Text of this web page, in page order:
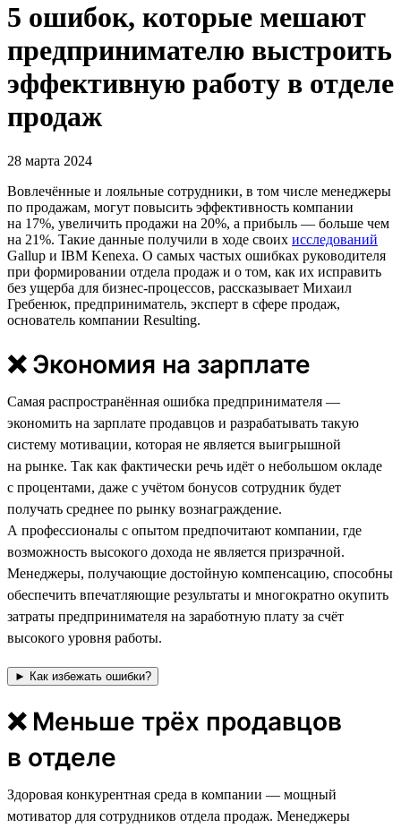
5 ошибок, которые мешают
предпринимателю выстроить
эффективную работу в отделе
продаж
28 марта 2024
Вовлечённые и лояльные сотрудники, в том числе менеджеры
по продажам, могут повысить эффективность компании
на 17%, увеличить продажи на 20%, а прибыль — больше чем
на 21%. Такие данные получили в ходе своих исследований
Gallup и IBM Kenexa. О самых частых ошибках руководителя
при формировании отдела продаж и о том, как их исправить
без ущерба для бизнес-процессов, рассказывает Михаил
Гребенюк, предприниматель, эксперт в сфере продаж,
основатель компании Resulting.
❌ Экономия на зарплате
Самая распространённая ошибка предпринимателя —
экономить на зарплате продавцов и разрабатывать такую
систему мотивации, которая не является выигрышной
на рынке. Так как фактически речь идёт о небольшом окладе
с процентами, даже с учётом бонусов сотрудник будет
получать среднее по рынку вознаграждение.
А профессионалы с опытом предпочитают компании, где
возможность высокого дохода не является призрачной.
Менеджеры, получающие достойную компенсацию, способны
обеспечить впечатляющие результаты и многократно окупить
затраты предпринимателя на заработную плату за счёт
высокого уровня работы.
► Как избежать ошибки?
❌ Меньше трёх продавцов
в отделе
⁠⁠⁠Здоровая конкурентная среда в компании — мощный
мотиватор для сотрудников отдела продаж. Менеджеры